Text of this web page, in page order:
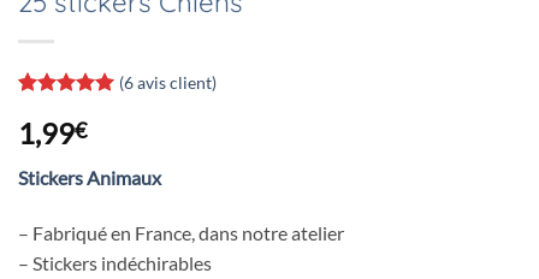
5 basé sur
notations
client
(6avis client)
1,99€
Stickers Animaux
– Fabriqué en France, dans notre atelier
– Stickers indéchirables